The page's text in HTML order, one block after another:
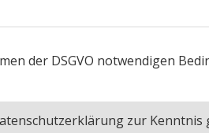
der DSGVO notwendigen
zur Kenntnis